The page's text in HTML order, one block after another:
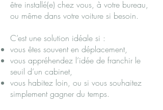
être installé(e) chez vous, à votre bureau,
ou même dans votre voiture si besoin.
C’est une solution idéale si :
vous êtes souvent en déplacement,
vous appréhendez l’idée de franchir le
seuil d’un cabinet,
vous habitez loin, ou si vous souhaitez
simplement gagner du temps.